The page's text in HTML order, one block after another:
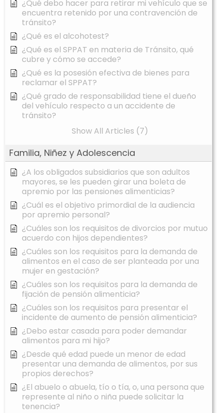
¿Qué debo hacer para retirar mi vehículo que se
encuentra retenido por una contravención de
tránsito?
¿Qué es el alcohotest?
¿Qué es el SPPAT en materia de Tránsito, qué
cubre y cómo se accede?
¿Qué es la posesión efectiva de bienes para
reclamar el SPPAT?
¿Qué grado de responsabilidad tiene el dueño
del vehículo respecto a un accidente de
tránsito?
Show All Articles (7)
Familia, Niñez y Adolescencia
¿A los obligados subsidiarios que son adultos
mayores, se les pueden girar una boleta de
apremio por las pensiones alimenticias?
¿Cuál es el objetivo primordial de la audiencia
por apremio personal?
¿Cuáles son los requisitos de divorcios por mutuo
acuerdo con hijos dependientes?
¿Cuáles son los requisitos para la demanda de
alimentos en el caso de ser planteada por una
mujer en gestación?
¿Cuáles son los requisitos para la demanda de
fijación de pensión alimenticia?
¿Cuáles son los requisitos para presentar el
incidente de aumento de pensión alimenticia?
¿Debo estar casada para poder demandar
alimentos para mi hijo?
¿Desde qué edad puede un menor de edad
presentar una demanda de alimentos, por sus
propios derechos?
¿El abuelo o abuela, tío o tía, o, una persona que
represente al niño o niña puede solicitar la
tenencia?